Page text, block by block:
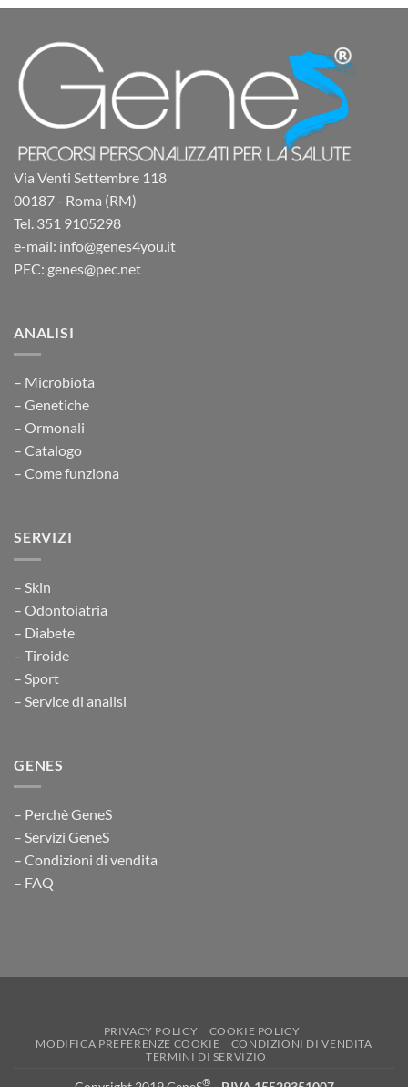
Via Venti Settembre 118
00187 - Roma (RM)
Tel. 351 9105298
e-mail: info@genes4you.it
PEC: genes@pec.net
ANALISI
– Microbiota
– Genetiche
– Ormonali
– Catalogo
– Come funziona
SERVIZI
– Skin
– Odontoiatria
– Diabete
– Tiroide
– Sport
– Service di analisi
GENES
– Perchè GeneS
– Servizi GeneS
– Condizioni di vendita
– FAQ
PRIVACY POLICY
COOKIE POLICY
MODIFICA PREFERENZE COOKIE
CONDIZIONI DI VENDITA
TERMINI DI SERVIZIO
®